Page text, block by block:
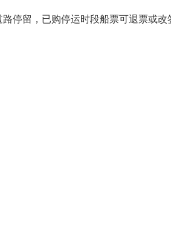
留，已购停运时段船票可退票或改